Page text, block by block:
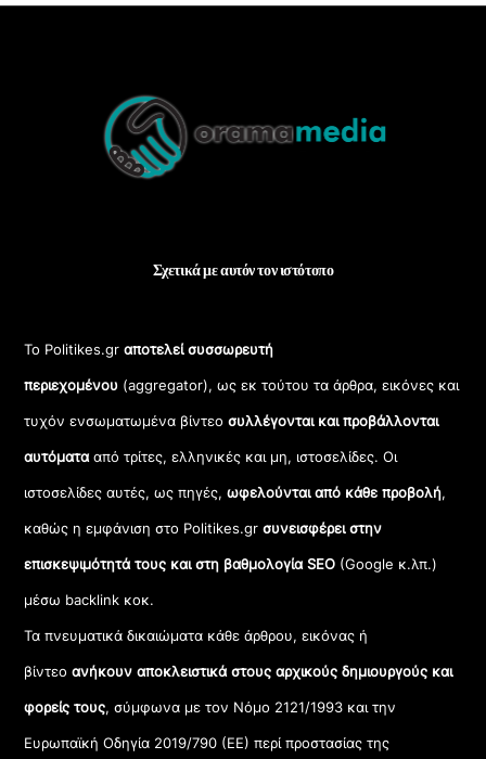
Top
Σχετικά με αυτόν τον ιστότοπο
Το Politikes.grαποτελεί συσσωρευτή
περιεχομένου (aggregator), ως εκ τούτου τα άρθρα, εικόνες και
τυχόν ενσωματωμένα βίντεοσυλλέγονται και προβάλλονται
αυτόματααπό τρίτες, ελληνικές και μη, ιστοσελίδες. Οι
ιστοσελίδες αυτές, ως πηγές,ωφελούνται από κάθε προβολή,
καθώς η εμφάνιση στο Politikes.gr συνεισφέρει στην
επισκεψιμότητά τους και στη βαθμολογία SEO (Google κ.λπ.)
μέσω backlink κοκ.
Τα πνευματικά δικαιώματα κάθε άρθρου, εικόνας ή
βίντεοανήκουν αποκλειστικά στους αρχικούς δημιουργούς και
φορείς τους, σύμφωνα με τον Νόμο 2121/1993 και την
Ευρωπαϊκή Οδηγία 2019/790 (ΕΕ) περί προστασίας της